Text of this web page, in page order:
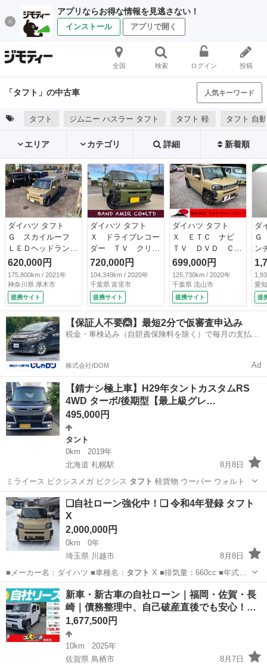
アプリならお得な情報を見逃さない！
インストール アプリで開く
全国 検索 ログイン 投稿
「タフト」の中古車 人気キーワード
タフト ジムニー ハスラー タフト タフト 軽 タフト 自
エリア カテゴリ 詳細 新着順
ダイハツ タフト
Ｇ スカイルーフ
ＬＥＤヘッドラン
プ ＬＥＤフォグ
スマートキー ナ
ビ テレビ バック
カメラ ＥＴＣ ド
ラレコ （検10.1）
620,000円
175,800km / 2021年
神奈川県 厚木市
提携サイト
ダイハツ タフト
Ｘ ドライブレコー
ダー ＴＶ クリア
ランスソナー 衝突
被害軽減システム
オートライト ＬＥ
Ｄヘッドランプ ス
マートキー アイド
リングストップ 電
動格納ミラー サン
ルーフ ＣＶＴ 盗
ＢＳ （検9.7）
720,000円
104,349km / 2020年
千葉県 富里市
提携サイト
ダイハツ タフト
Ｘ ＥＴＣ ナビ
ＴＶ ＤＶＤ Ｃ
Ｄ Ｂｌｕｅｔｏｏ
ｔｈ バックカメ
ラ サンルーフ ド
ライブレコーダー
プッシュスタート
スマートキー 電動
格納ミラー パワー
ウィンドウ （車検
699,000円
125,730km / 2020年
千葉県 流山市
提携サイト
ダ
Ｇ
ン
フ
リ
ッ
可
衝
ス
愛
提
【保証人不要🙆】最短2分で仮審査申込み
税金・車検込み（自賠責保険料を除く）で毎月の支払額
株式会社IDOM Ad
【錆ナシ極上車】H29年タントカスタムRS
4WD ターボ/後期型【最上級グレ…
495,000円
タント
0km
2019年
北海道 札幌駅
8月8日
ミライース ピクシスメガ ピクシス タフト 軽貨物 ウーバー ウォルト
北海道 札幌市 札幌駅 タント 4WD
❑自社ローン強化中！❑ 令和4年登録 タフト
X
2,000,000円
0km
0年
埼玉県 川越市
8月8日
■メーカー名：ダイハツ ■車種名： タフト X ■排気量：660cc ■年式…
埼玉 川越市 ダイハツ タフト
新車・新古車の自社ローン｜福岡・佐賀・長
崎｜債務整理中、自己破産直後でも安心！…
1,677,500円
10km
2025年
佐賀県 鳥栖市
8月7日